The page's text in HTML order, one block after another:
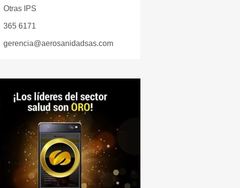
Otras IPS
365 6171
gerencia@aerosanidadsas.com